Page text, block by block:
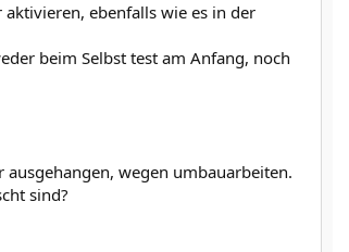
ebenfalls wie es in der
beim Selbst test am Anfang, noch
wegen umbauarbeiten.
sind?